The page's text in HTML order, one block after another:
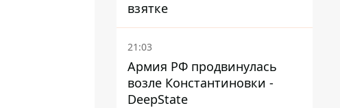
взятке
21:03
Армия РФ продвинулась
возле Константиновки -
DeepState